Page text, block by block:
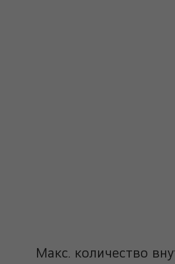
Макс. количество